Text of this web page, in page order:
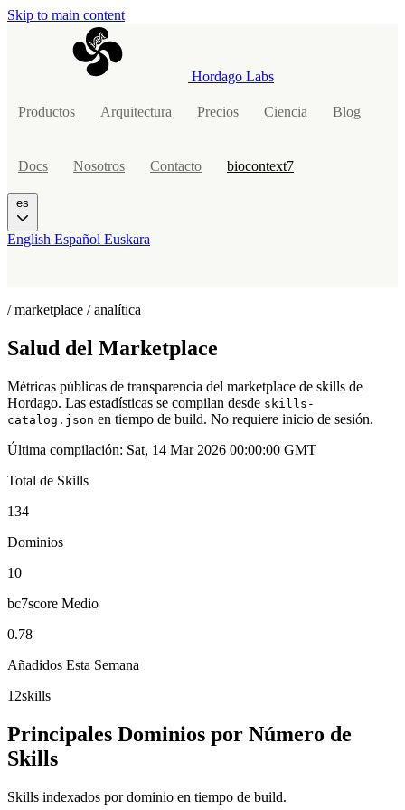
Skip to main content
Hordago Labs
Productos Arquitectura Precios Ciencia Blog
Docs Nosotros Contacto biocontext7
es
English Español Euskara
/ marketplace / analítica
Salud del Marketplace
Métricas públicas de transparencia del marketplace de skills de
Hordago. Las estadísticas se compilan desde skills-
catalog.json en tiempo de build. No requiere inicio de sesión.
Última compilación: Sat, 14 Mar 2026 00:00:00 GMT
Total de Skills
134
Dominios
10
bc7score Medio
0.78
Añadidos Esta Semana
12skills
Principales Dominios por Número de
Skills
Skills indexados por dominio en tiempo de build.